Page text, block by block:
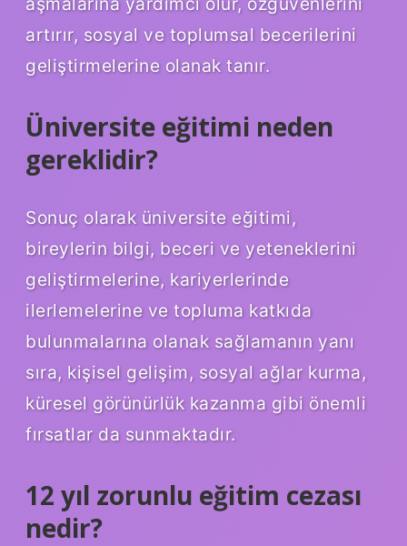
artırır, sosyal ve toplumsal becerilerini
geliştirmelerine olanak tanır.
Üniversite eğitimi neden
gereklidir?
Sonuç olarak üniversite eğitimi,
bireylerin bilgi, beceri ve yeteneklerini
geliştirmelerine, kariyerlerinde
ilerlemelerine ve topluma katkıda
bulunmalarına olanak sağlamanın yanı
sıra, kişisel gelişim, sosyal ağlar kurma,
küresel görünürlük kazanma gibi önemli
fırsatlar da sunmaktadır.
12 yıl zorunlu eğitim cezası
nedir?